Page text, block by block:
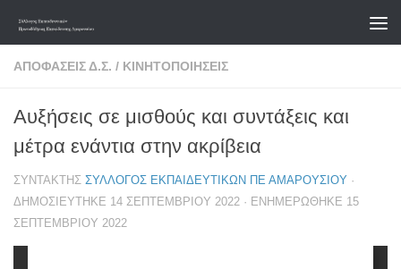
Skip to content
ΑΠΟΦΆΣΕΙΣ Δ.Σ. / ΚΙΝΗΤΟΠΟΙΉΣΕΙΣ
Αυξήσεις σε μισθούς και συντάξεις και
μέτρα ενάντια στην ακρίβεια
ΣΥΝΤΆΚΤΗΣ ΣΎΛΛΟΓΟΣ ΕΚΠΑΙΔΕΥΤΙΚΏΝ ΠΕ ΑΜΑΡΟΥΣΊΟΥ ·
ΔΗΜΟΣΙΕΎΤΗΚΕ 14 ΣΕΠΤΕΜΒΡΊΟΥ 2022 · ΕΝΗΜΕΡΏΘΗΚΕ 15
ΣΕΠΤΕΜΒΡΊΟΥ 2022